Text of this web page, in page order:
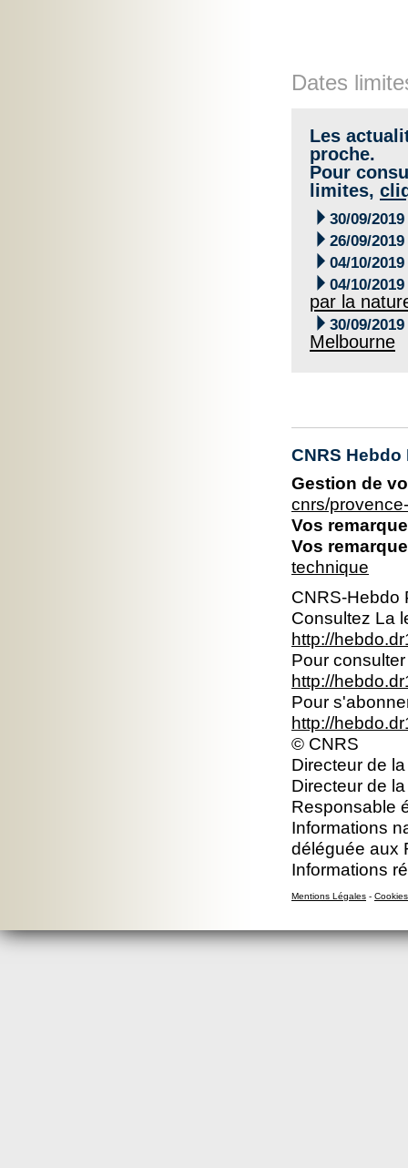
Dates
Les
proche.
Pour
limites,
 30/09/2019
 26/09/2019
 04/10/2019
 04/10/2019
par la
 30/09/2019
Melbourne
CNRS
Gestion de
cnrs/
Vos
Vos
technique
CNRS-Hebdo
Consultez La
http://
Pour
http://
Pour
http://
© CNRS
Directeur de
Directeur de
Responsable
Informations
déléguée aux
Informations
Mentions Légales - Cookies